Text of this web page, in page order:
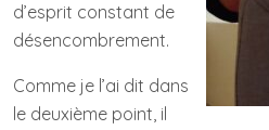
d’esprit constant de
désencombrement.
Comme je l’ai dit dans
le deuxième point, il